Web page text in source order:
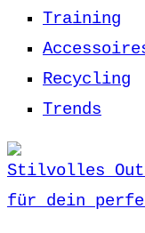
Training
Recycling
Trends
Stilvolles
für dein